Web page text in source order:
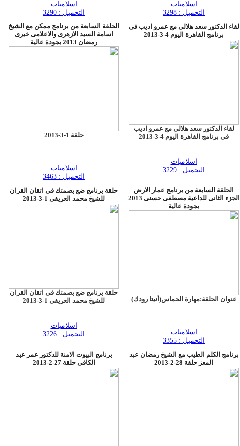
اسلاميات
التحميل : 3298
اسلاميات
التحميل : 3290
لقاء الدكتور سعد هلالى مع عمرو اديب فى
برنامج القاهرة اليوم 4-3-2013
لقاء الدكتور سعد هلالى مع عمرو اديب
فى برنامج القاهرة اليوم 4-3-2013
اسلاميات
التحميل : 3229
الحلقة السابعة من برنامج ممكن مع الشيخ
اسامة السيد الازهرى والاعلامى خيرى
رمضان 2013 بجودة عالية
حلقة 1-3-2013
اسلاميات
التحميل : 3463
الحلقة السابعة من برنامج عمار الارض
الجزء الثانى للداعية مصطفى حسنى 2013
بجودة عالية
عنوان الحلقة:مهارة الحماس(أنيتا رودك)
اسلاميات
التحميل : 3355
حلقة برنامج ضع بصمتك فى اتقان القران
للشيخ محمد العريفى 1-3-2013
حلقة برنامج ضع بصمتك فى اتقان القران
للشيخ محمد العريفى 1-3-2013
اسلاميات
التحميل : 3226
برنامج الكلم الطيب مع الشيخ رمضان عبد
المعز حلقة 28-2-2013
برنامج البيوت الامنة للدكتور عمر عبد
الكافى حلقة 27-2-2013